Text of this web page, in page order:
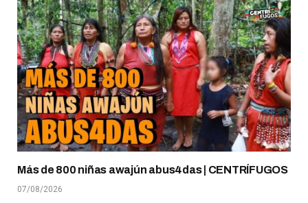
Más de 800 niñas awajún abus4das | CENTRÍFUGOS
07/08/2026